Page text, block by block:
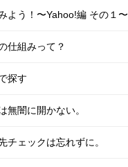
よう！〜Yahoo!編 その１〜
仕組みって？
探す
無闇に開かない。
チェックは忘れずに。